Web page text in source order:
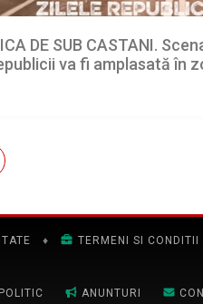
DE SUB CASTANI.
va fi amplasată în
♦ TERMENI SI CONDITII
POLITIC ANUNTURI